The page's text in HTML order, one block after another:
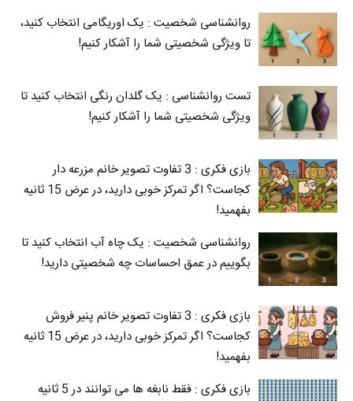
روانشناسی شخصیت : یک اوریگامی انتخاب کنید،
تا ویژگی شخصیتی شما را آشکار کنیم!
تست روانشناسی : یک گلدان رنگی انتخاب کنید تا
ویژگی شخصیتی شما را آشکار کنیم!
بازی فکری : 3 تفاوت تصویر خانم مزرعه دار
کجاست؟ اگر تمرکز خوبی دارید، در عرض 15 ثانیه
بفهمید!
روانشناسی شخصیت : یک چاه آب انتخاب کنید تا
بگوییم در عمق احساسات چه شخصیتی دارید!
بازی فکری : 3 تفاوت تصویر خانم پنیر فروش
کجاست؟ اگر تمرکز خوبی دارید، در عرض 15 ثانیه
بفهمید!
بازی فکری : فقط نابغه ها می توانند در 5 ثانیه